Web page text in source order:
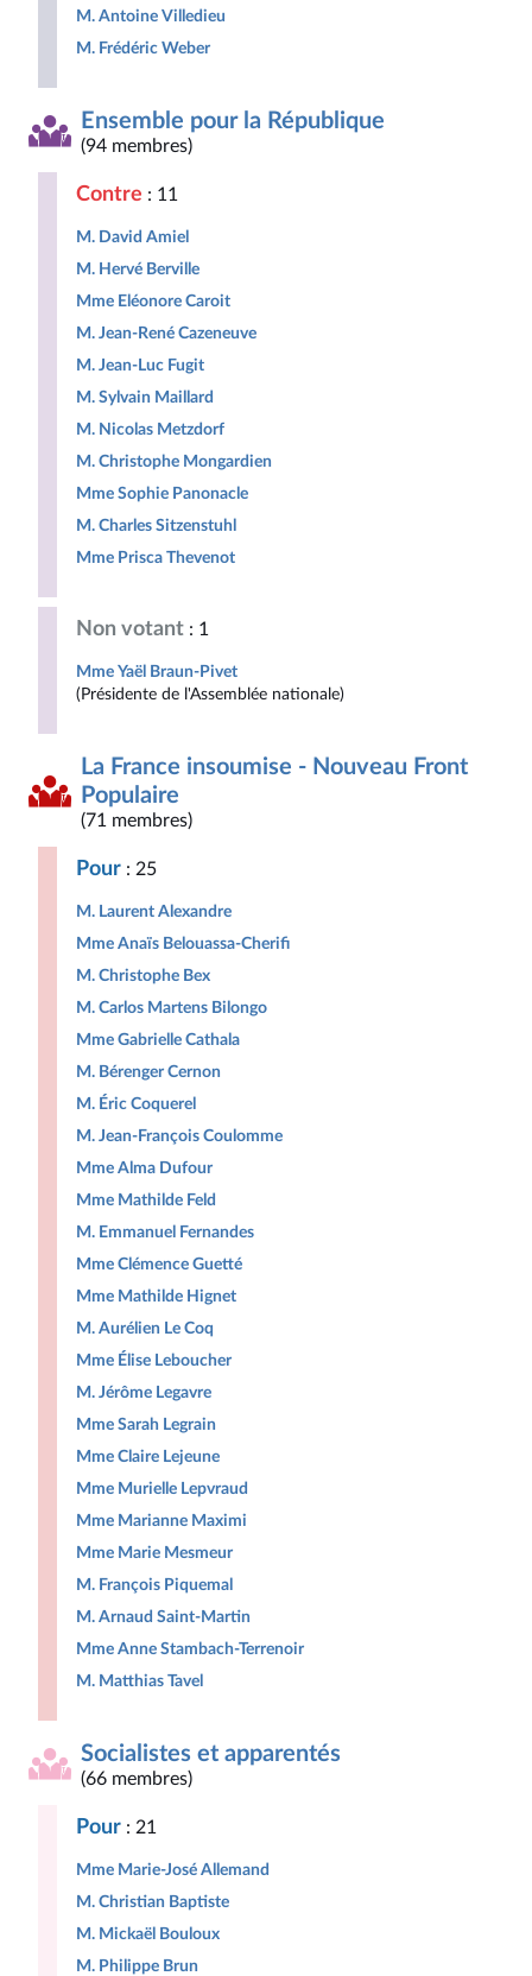
M. Antoine Villedieu
M. Frédéric Weber
Ensemble pour la République
(94 membres)
Contre : 11
M. David Amiel
M. Hervé Berville
Mme Eléonore Caroit
M. Jean-René Cazeneuve
M. Jean-Luc Fugit
M. Sylvain Maillard
M. Nicolas Metzdorf
M. Christophe Mongardien
Mme Sophie Panonacle
M. Charles Sitzenstuhl
Mme Prisca Thevenot
Non votant : 1
Mme Yaël Braun-Pivet
(Présidente de l'Assemblée nationale)
La France insoumise - Nouveau Front
Populaire
(71 membres)
Pour : 25
M. Laurent Alexandre
Mme Anaïs Belouassa-Cherifi
M. Christophe Bex
M. Carlos Martens Bilongo
Mme Gabrielle Cathala
M. Bérenger Cernon
M. Éric Coquerel
M. Jean-François Coulomme
Mme Alma Dufour
Mme Mathilde Feld
M. Emmanuel Fernandes
Mme Clémence Guetté
Mme Mathilde Hignet
M. Aurélien Le Coq
Mme Élise Leboucher
M. Jérôme Legavre
Mme Sarah Legrain
Mme Claire Lejeune
Mme Murielle Lepvraud
Mme Marianne Maximi
Mme Marie Mesmeur
M. François Piquemal
M. Arnaud Saint-Martin
Mme Anne Stambach-Terrenoir
M. Matthias Tavel
Socialistes et apparentés
(66 membres)
Pour : 21
Mme Marie-José Allemand
M. Christian Baptiste
M. Mickaël Bouloux
M. Philippe Brun